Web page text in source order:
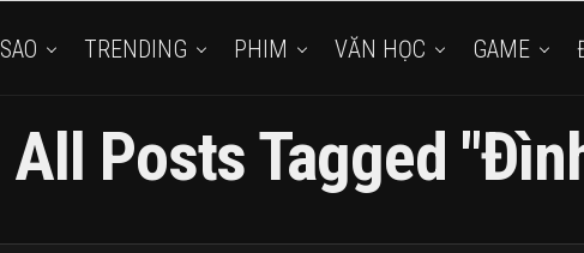
SAO TRENDING PHIM VĂN HỌC GAME
All Posts Tagged